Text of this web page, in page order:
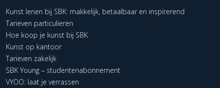
Kunst lenen bij SBK: makkelijk, betaalbaar en inspirerend
Tarieven particulieren
Hoe koop je kunst bij SBK
Kunst op kantoor
Tarieven zakelijk
SBK Young – studentenabonnement
VYOO: laat je verrassen